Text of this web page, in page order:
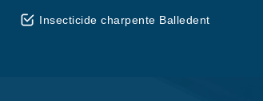
Insecticide charpente Balledent